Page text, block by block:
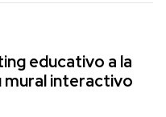
educativo a la
mural interactivo